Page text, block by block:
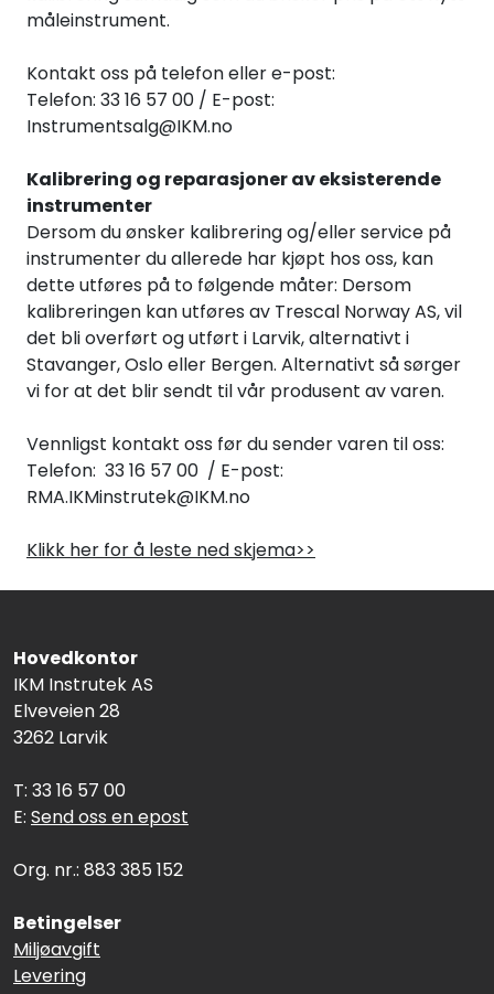
måleinstrument.
Kontakt oss på telefon eller e-post:
Telefon: 33 16 57 00 / E-post:
Instrumentsalg@IKM.no
Kalibrering og reparasjoner av eksisterende
instrumenter
Dersom du ønsker kalibrering og/eller service på
instrumenter du allerede har kjøpt hos oss, kan
dette utføres på to følgende måter: Dersom
kalibreringen kan utføres av Trescal Norway AS, vil
det bli overført og utført i Larvik, alternativt i
Stavanger, Oslo eller Bergen. Alternativt så sørger
vi for at det blir sendt til vår produsent av varen.
Vennligst kontakt oss før du sender varen til oss:
Telefon: 33 16 57 00 / E-post:
RMA.IKMinstrutek@IKM.no
Klikk her for å leste ned skjema>>
Hovedkontor
IKM Instrutek AS
Elveveien 28
3262 Larvik
T: 33 16 57 00
E: Send oss en epost
Org. nr.: 883 385 152
Betingelser
Miljøavgift
Levering